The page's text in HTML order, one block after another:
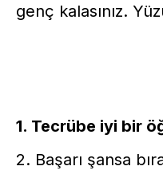
genç kalasınız.
1. Tecrübe iyi bir
2. Başarı şansa